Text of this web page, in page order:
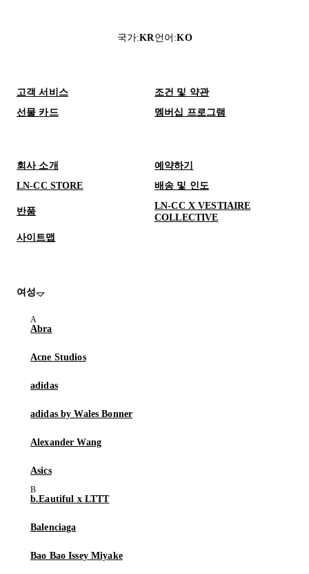
국가:KR 언어 :KO
고객 서비스
조건 및 약관
선물 카드
멤버십 프로그램
회사 소개
예약하기
LN-CC STORE
배송 및 인도
반품
LN-CC X VESTIAIRE
COLLECTIVE
사이트맵
여성
Abra
Acne Studios
adidas
adidas by Wales Bonner
Alexander Wang
Asics
b.Eautiful x LTTT
Balenciaga
Bao Bao Issey Miyake